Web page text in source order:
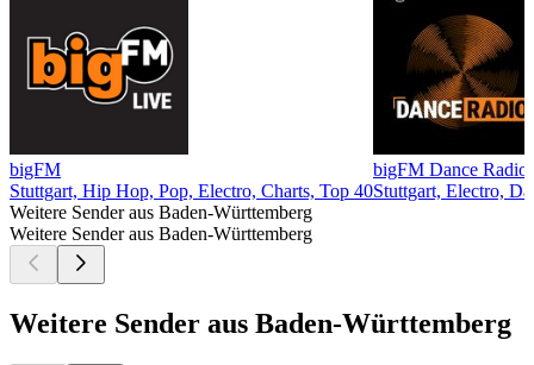
bigFM
Stuttgart, Hip Hop, Pop, Electro, Charts, Top 40
bigFM Dance Radio
Stuttgart, Electro,
Weitere Sender aus Baden-Württemberg
Weitere Sender aus Baden-Württemberg
Weitere Sender aus Baden-Württemberg